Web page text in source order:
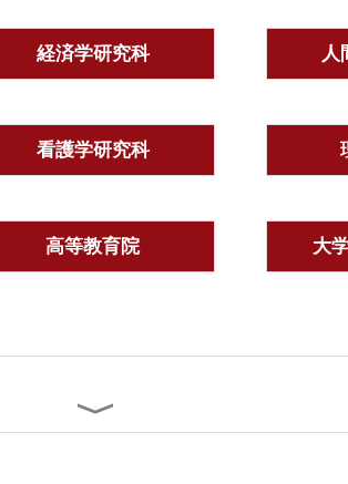
経済学研究科 人
看護学研究科
高等教育院 大